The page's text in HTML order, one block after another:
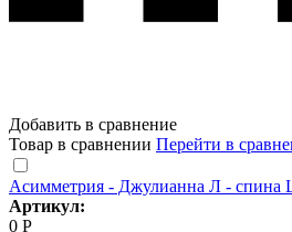
Добавить в сравнение
Товар в сравнении Перейти в
Асимметрия - Джулианна Л - спина
Артикул:
0 Р